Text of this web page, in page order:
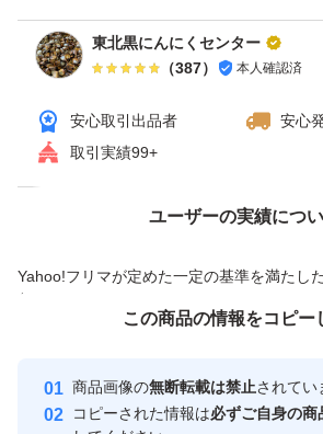
手元に届いてから、常温で約5ヶ月
冷蔵で約8ヶ月
[保存方法]
常温→風通しの良い、涼しい場所での
[発送方法]
倉田農園
東北黒にんにくセンター
（387） 本人確認済
安心取引出品者
安心
取引実績99+
ユーザーの実績につ
Yahoo!フリマが定めた一定の基準を満たし
付与しています
安心取引出品者
心・安全な
価格の相談
この商品の情報をコピー
商品画像の無断転載は禁止されてい
コピーされた情報は必ずご自身の
この商品をみている人にオススメ